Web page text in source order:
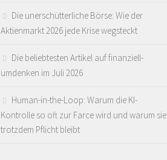
Die unerschütterliche Börse: Wie der
Aktienmarkt 2026 jede Krise wegsteckt
Die beliebtesten Artikel auf finanziell-
umdenken im Juli 2026
Human-in-the-Loop: Warum die KI-
Kontrolle so oft zur Farce wird und warum sie
trotzdem Pflicht bleibt